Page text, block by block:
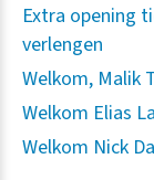
Extra opening
verlengen
Welkom, Malik
Welkom Elias
Welkom Nick